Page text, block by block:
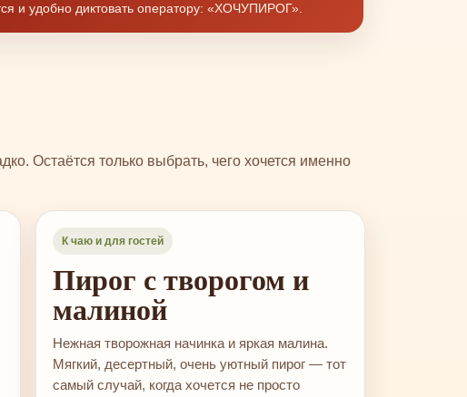
и удобно диктовать оператору: «ХОЧУПИРОГ».
Остаётся только выбрать, чего хочется именно
‹ ›
К чаю и для гостей
Пирог с творогом и
малиной
Нежная творожная начинка и яркая малина.
Мягкий, десертный, очень уютный пирог — тот
самый случай, когда хочется не просто